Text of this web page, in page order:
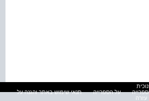
על הספרייה
תנאי שימוש באתר והגנה על
עזרה